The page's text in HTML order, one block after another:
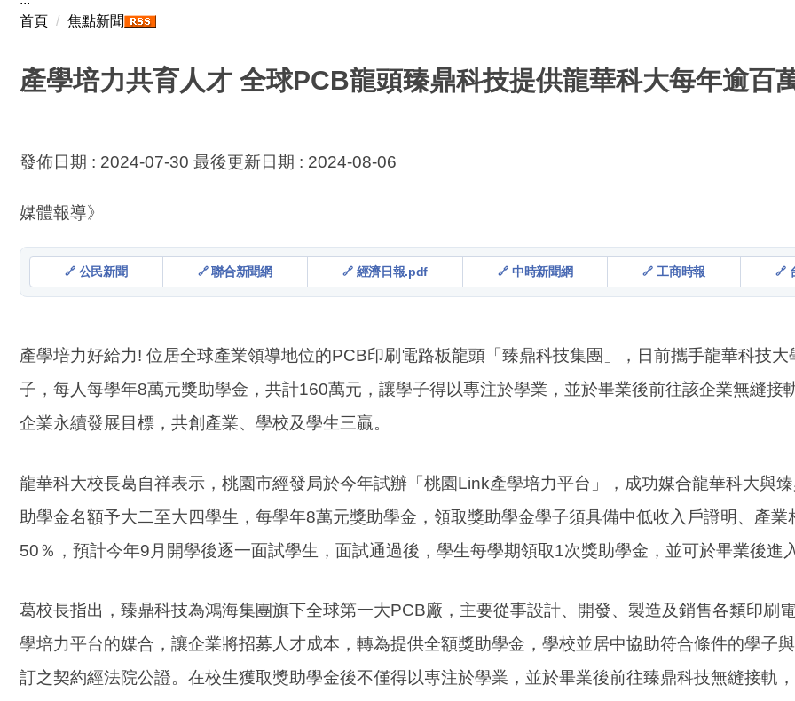
首頁
焦點新聞
產學培力共育人才 全球PCB龍頭臻鼎科技提供龍華科大每年逾百
發佈日期 : 2024-07-30 最後更新日期 : 2024-08-06
媒體報導》
公民新聞 聯合新聞網 經濟日報.pdf 中時新聞網 工商時報
產學培力好給力! 位居全球產業領導地位的PCB印刷電路板龍頭「臻鼎科技集團」，日前攜手龍華科技
子，每人每學年8萬元獎助學金，共計160萬元，讓學子得以專注於學業，並於畢業後前往該企業無縫
企業永續發展目標，共創產業、學校及學生三贏。
龍華科大校長葛自祥表示，桃園市經發局於今年試辦「桃園Link產學培力平台」，成功媒合龍華科大與
助學金名額予大二至大四學生，每學年8萬元獎助學金，領取獎助學金學子須具備中低收入戶證明、產
50％，預計今年9月開學後逐一面試學生，面試通過後，學生每學期領取1次獎助學金，並可於畢業後進
葛校長指出，臻鼎科技為鴻海集團旗下全球第一大PCB廠，主要從事設計、開發、製造及銷售各類印刷
學培力平台的媒合，讓企業將招募人才成本，轉為提供全額獎助學金，學校並居中協助符合條件的學子
訂之契約經法院公證。在校生獲取獎助學金後不僅得以專注於學業，並於畢業後前往臻鼎科技無縫接軌